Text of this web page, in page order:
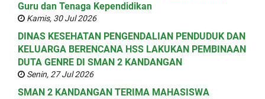
Guru dan Tenaga Kependidikan
Kamis, 30 Jul 2026
DINAS KESEHATAN PENGENDALIAN PENDUDUK DAN
KELUARGA BERENCANA HSS LAKUKAN PEMBINAAN
DUTA GENRE DI SMAN 2 KANDANGAN
Senin, 27 Jul 2026
SMAN 2 KANDANGAN TERIMA MAHASISWA